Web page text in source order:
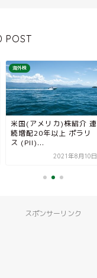
POST
海外株
米国(アメリカ)株紹介 連
続増配20年以上 ポラリ
ス (PII)...
2021年8月10日
スポンサーリンク